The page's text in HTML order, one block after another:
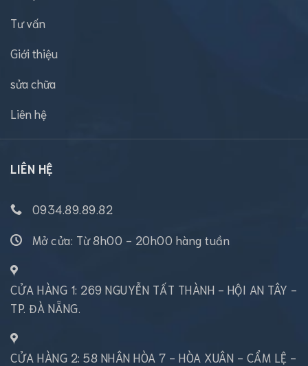
Tư vấn
Giới thiệu
sửa chữa
Liên hệ
LIÊN HỆ
0934.89.89.82
Mở cửa: Từ 8h00 - 20h00 hàng tuần
CỬA HÀNG 1: 269 NGUYỄN TẤT THÀNH - HỘI AN TÂY -
TP. ĐÀ NẴNG.
CỬA HÀNG 2: 58 NHÂN HÒA 7 - HÒA XUÂN - CẨM LỆ -